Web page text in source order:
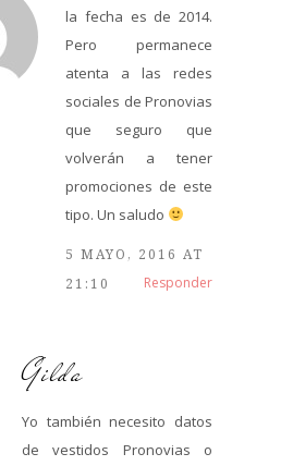
la fecha es de 2014.
Pero permanece
atenta a las redes
sociales de Pronovias
que seguro que
volverán a tener
promociones de este
tipo. Un saludo
5 MAYO, 2016 AT
21:10
Responder
Gilda
Yo también necesito datos
de vestidos Pronovias o